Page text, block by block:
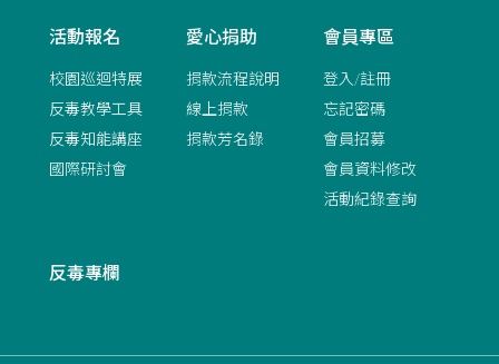
活動報名
校園巡迴特展
反毒教學工具
反毒知能講座
國際研討會
愛心捐助
捐款流程說明
線上捐款
捐款芳名錄
會員專區
登入/註冊
忘記密碼
會員招募
會員資料修改
活動紀錄查詢
反毒專欄